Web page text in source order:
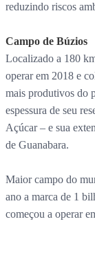
reduzindo riscos
Campo de Búzios
Localizado a 180
operar em 2018 e
mais produtivos do
espessura de seu
Açúcar – e sua
de Guanabara.
Maior campo do
ano a marca de 1
começou a operar